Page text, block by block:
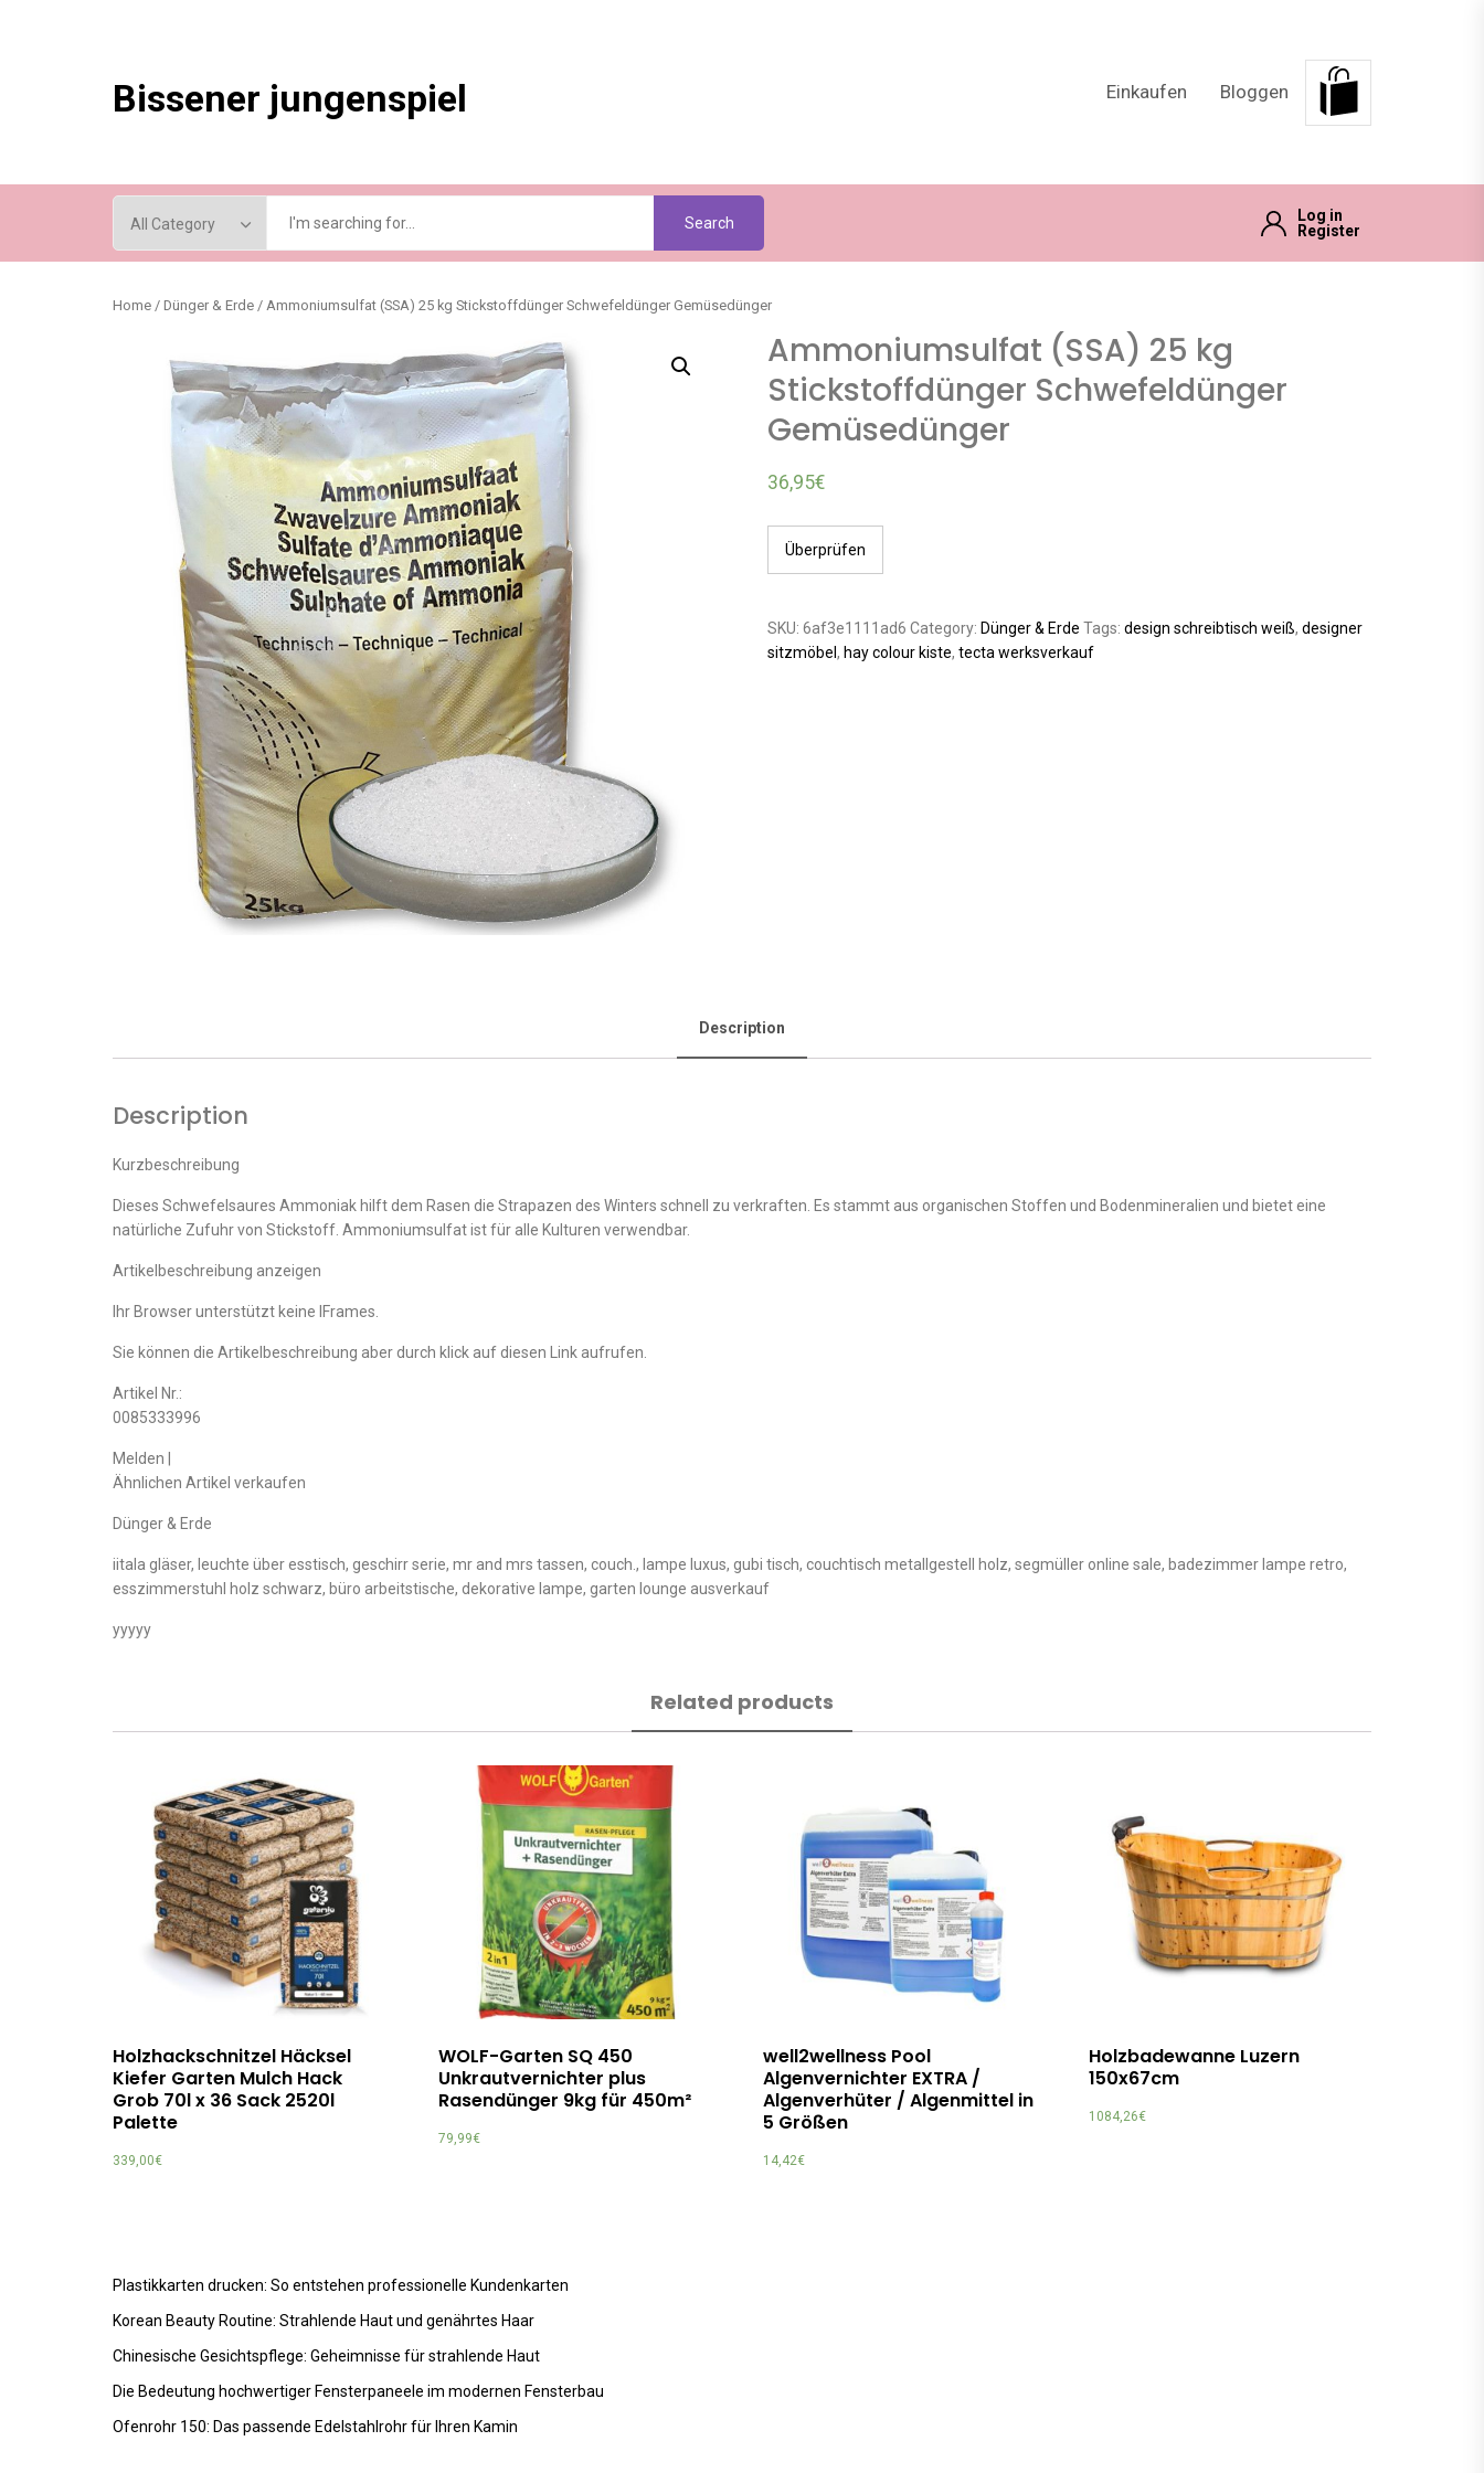
Bissener jungenspiel Einkaufen Bloggen
Search
Log in
Register
Home / Dünger & Erde / Ammoniumsulfat (SSA) 25 kg Stickstoffdünger Schwefeldünger Gemüsedünger
Ammoniumsulfat (SSA) 25 kg
Stickstoffdünger Schwefeldünger
Gemüsedünger
36,95€
Überprüfen
SKU: 6af3e1111ad6 Category: Dünger & Erde Tags: design schreibtisch weiß, designer
sitzmöbel , hay colour kiste, tecta werksverkauf
Description
Description
Kurzbeschreibung
Dieses Schwefelsaures Ammoniak hilft dem Rasen die Strapazen des Winters schnell zu verkraften. Es stammt aus organischen Stoffen und Bodenmineralien und bietet eine
natürliche Zufuhr von Stickstoff. Ammoniumsulfat ist für alle Kulturen verwendbar.
Artikelbeschreibung anzeigen
Ihr Browser unterstützt keine IFrames.
Sie können die Artikelbeschreibung aber durch klick auf diesen Link aufrufen.
Artikel Nr.:
0085333996
Melden |
Ähnlichen Artikel verkaufen
Dünger & Erde
iitala gläser, leuchte über esstisch, geschirr serie, mr and mrs tassen, couch., lampe luxus, gubi tisch, couchtisch metallgestell holz, segmüller online sale, badezimmer lampe retro,
esszimmerstuhl holz schwarz, büro arbeitstische, dekorative lampe, garten lounge ausverkauf
yyyyy
Related products
Holzhackschnitzel Häcksel
Kiefer Garten Mulch Hack
Grob 70l x 36 Sack 2520l
Palette
339,00€
WOLF-Garten SQ 450
Unkrautvernichter plus
Rasendünger 9kg für 450m²
79,99€
well2wellness Pool
Algenvernichter EXTRA /
Algenverhüter / Algenmittel in
5 Größen
14,42€
Holzbadewanne Luzern
150x67cm
1084,26€
Plastikkarten drucken: So entstehen professionelle Kundenkarten
Korean Beauty Routine: Strahlende Haut und genährtes Haar
Chinesische Gesichtspflege: Geheimnisse für strahlende Haut
Die Bedeutung hochwertiger Fensterpaneele im modernen Fensterbau
Ofenrohr 150: Das passende Edelstahlrohr für Ihren Kamin